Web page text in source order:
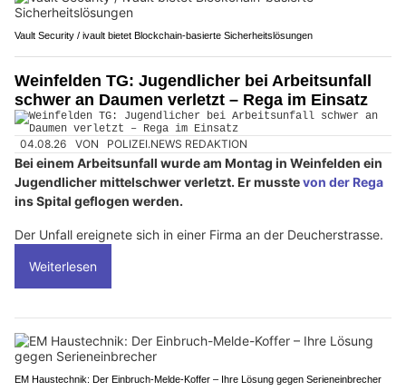
Vault Security / ivault bietet Blockchain-basierte Sicherheitslösungen
Weinfelden TG: Jugendlicher bei Arbeitsunfall
schwer an Daumen verletzt – Rega im Einsatz
04.08.26 VON POLIZEI.NEWS REDAKTION
Bei einem Arbeitsunfall wurde am Montag in Weinfelden ein
Jugendlicher mittelschwer verletzt. Er musstevon der Rega
ins Spital geflogen werden.
Der Unfall ereignete sich in einer Firma an der Deucherstrasse.
Weiterlesen
EM Haustechnik: Der Einbruch-Melde-Koffer – Ihre Lösung gegen Serieneinbrecher